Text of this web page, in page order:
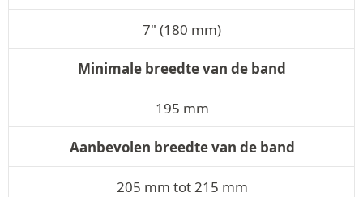
7" (180 mm)
Minimale breedte van de band
195 mm
Aanbevolen breedte van de band
205 mm tot 215 mm